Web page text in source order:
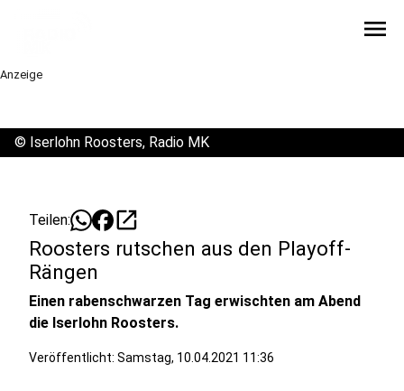
menu
Anzeige
© Iserlohn Roosters, Radio MK
Teilen: open_in_new
Roosters rutschen aus den Playoff-
Rängen
Einen rabenschwarzen Tag erwischten am Abend
die Iserlohn Roosters.
Veröffentlicht: Samstag, 10.04.2021 11:36